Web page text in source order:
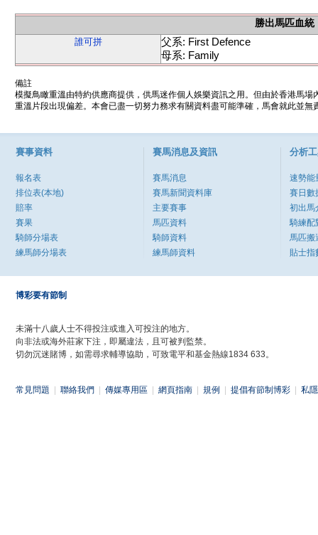
勝出馬匹血統
誰可拼
父系: First Defence
母系: Family
備註
模擬鳥瞰重溫由特約供應商提供，供馬迷作個人娛樂資訊之用。但由於香港馬
重溫片段出現偏差。本會已盡一切努力務求有關資料盡可能準確，馬會就此並
賽事資料
報名表
排位表(本地)
賠率
賽果
騎師分場表
練馬師分場表
賽馬消息及資訊
賽馬消息
賽馬新聞資料庫
主要賽事
馬匹資料
騎師資料
練馬師資料
分析
速勢能
賽日數
初出馬
騎練配
馬匹搬
貼士指
博彩要有節制
未滿十八歲人士不得投注或進入可投注的地方。
向非法或海外莊家下注，即屬違法，且可被判監禁。
切勿沉迷賭博，如需尋求輔導協助，可致電平和基金熱線1834 633。
常見問題 聯絡我們 傳媒專用區 網頁指南 規例 提倡有節制博彩 私